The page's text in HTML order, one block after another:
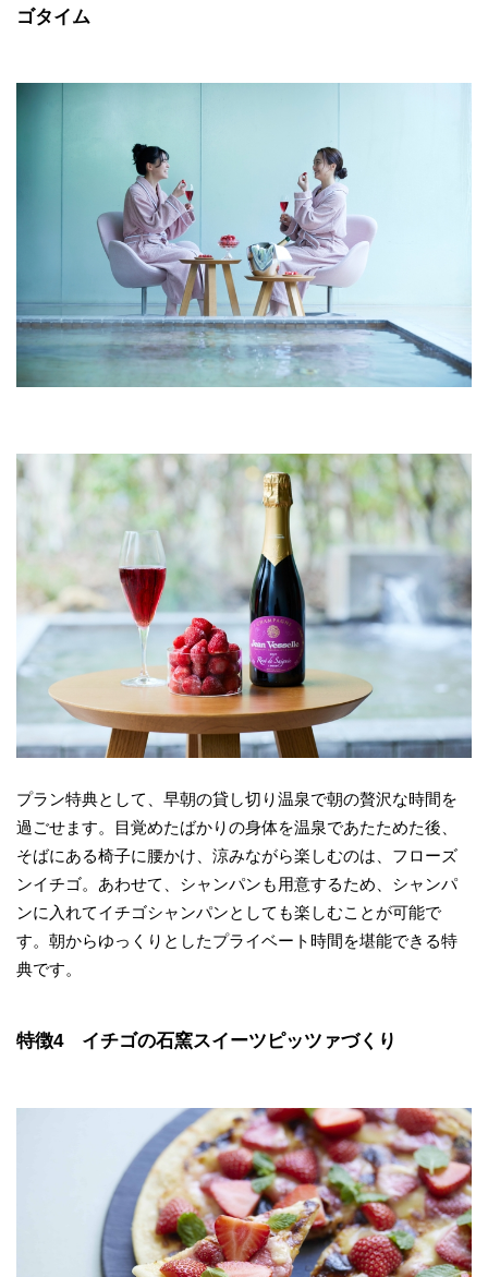
ゴタイム
プラン特典として、早朝の貸し切り温泉で朝の贅沢な時間を
過ごせます。目覚めたばかりの身体を温泉であたためた後、
そばにある椅子に腰かけ、涼みながら楽しむのは、フローズ
ンイチゴ。あわせて、シャンパンも用意するため、シャンパ
ンに入れてイチゴシャンパンとしても楽しむことが可能で
す。朝からゆっくりとしたプライベート時間を堪能できる特
典です。
特徴4 イチゴの石窯スイーツピッツァづくり